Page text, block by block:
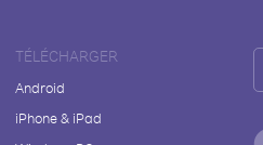
TÉLÉCHARGER
Android
iPhone & iPad